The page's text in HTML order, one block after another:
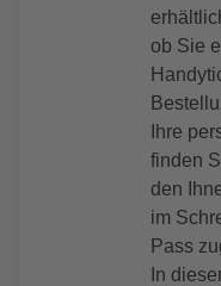
ob Sie
Ihre
finden
den
im
Pass
In